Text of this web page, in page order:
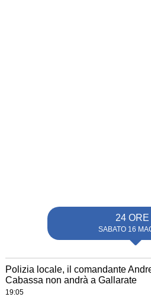
24 ORE
SABATO 16
Polizia locale, il comandante
Cabassa non andrà a Gallarate
19:05